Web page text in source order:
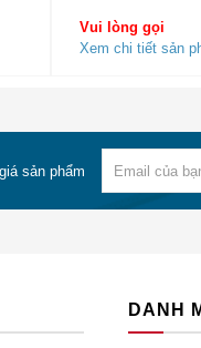
CHÍNH HÃNG
toàn quốc
Vui lòng gọi
Xem chi tiết sản
sản phẩm
DANH